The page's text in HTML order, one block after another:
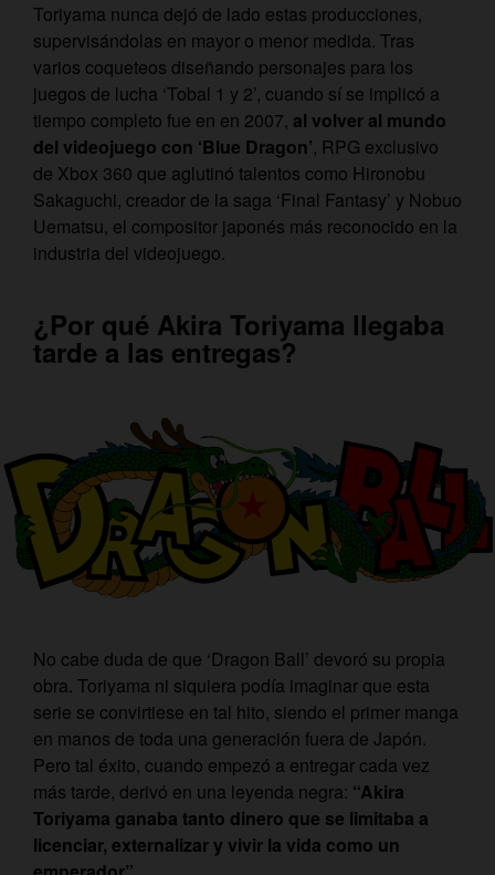
Toriyama nunca dejó de lado estas producciones,
supervisándolas en mayor o menor medida. Tras
varios coqueteos diseñando personajes para los
juegos de lucha ‘Tobal 1 y 2’, cuando sí se implicó a
tiempo completo fue en en 2007, al volver al mundo
del videojuego con ‘Blue Dragon’, RPG exclusivo
de Xbox 360 que aglutinó talentos como Hironobu
Sakaguchi, creador de la saga ‘Final Fantasy’ y Nobuo
Uematsu, el compositor japonés más reconocido en la
industria del videojuego.
¿Por qué Akira Toriyama llegaba
tarde a las entregas?
No cabe duda de que ‘Dragon Ball’ devoró su propia
obra. Toriyama ni siquiera podía imaginar que esta
serie se convirtiese en tal hito, siendo el primer manga
en manos de toda una generación fuera de Japón.
Pero tal éxito, cuando empezó a entregar cada vez
más tarde, derivó en una leyenda negra: “Akira
Toriyama ganaba tanto dinero que se limitaba a
licenciar, externalizar y vivir la vida como un